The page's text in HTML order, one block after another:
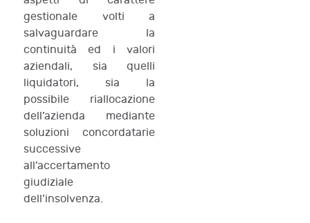
gestionale volti a
salvaguardare la
continuità ed i valori
aziendali, sia quelli
liquidatori, sia la
possibile riallocazione
dell’azienda mediante
soluzioni concordatarie
successive
all’accertamento
giudiziale
dell’insolvenza.